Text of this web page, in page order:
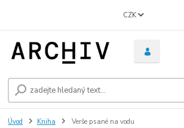
CZK
Úvod Kniha Verše psané na vodu